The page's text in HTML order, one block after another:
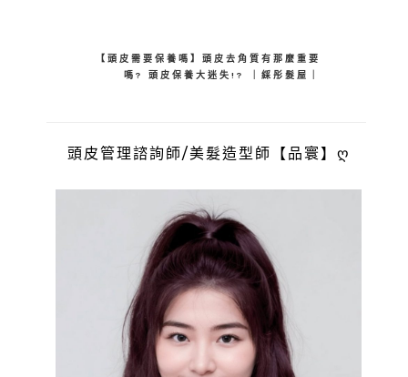
【頭皮需要保養嗎】頭皮去角質有那麼重要
嗎? 頭皮保養大迷失!? ｜綵彤髮屋｜
頭皮管理諮詢師/美髮造型師【品寰】ღ